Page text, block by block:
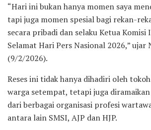
“Hari ini bukan hanya momen saya
tapi juga momen spesial bagi rekan-
secara pribadi dan selaku Ketua Komisi
Selamat Hari Pers Nasional 2026,” ujar
(9/2/2026).
Reses ini tidak hanya dihadiri oleh
warga setempat, tetapi juga
dari berbagai organisasi profesi
antara lain SMSI, AJP dan HJP.